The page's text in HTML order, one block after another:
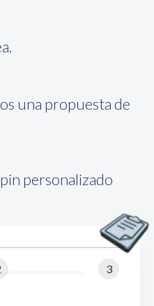
una propuesta de
personalizado
3